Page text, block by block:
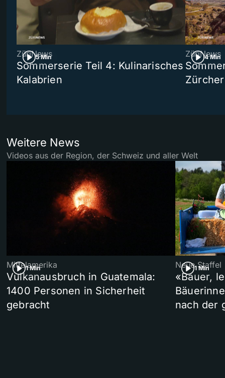
5 Min
ZüriNews
Sommerserie Teil 4: Kulinarisches
Kalabrien
4 Min
ZüriNews
Weitere News
Videos aus der Region, der Schweiz und aller Welt
1 Min
Mittelamerika
Vulkanausbruch in Guatemala:
1400 Personen in Sicherheit
gebracht
1 Min
Neue Staffel
«Bauer,
nach der